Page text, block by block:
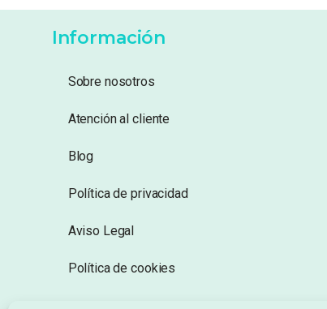
Información
Sobre nosotros
Atención al cliente
Blog
Política de privacidad
Aviso Legal
Política de cookies